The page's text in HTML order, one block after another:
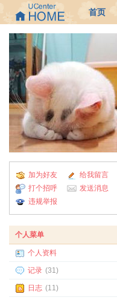
首页
加为好友
给我留言
打个招呼
发送消息
违规举报
个人菜单
个人资料
记录 (31)
日志 (11)